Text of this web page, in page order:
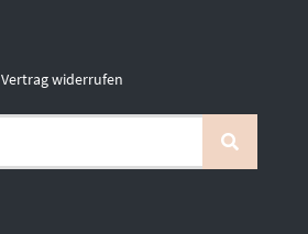
Vertrag widerrufen